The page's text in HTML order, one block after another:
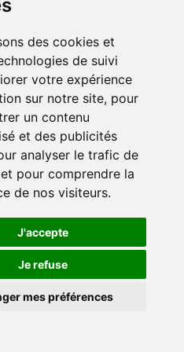
des cookies et
de suivi
votre expérience
sur notre site, pour
un contenu
et des publicités
analyser le trafic de
pour comprendre la
de nos visiteurs.
J'accepte
Je refuse
mes préférences